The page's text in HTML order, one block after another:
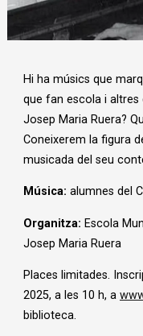
Hi ha músics que
que fan escola i altres
Josep Maria Ruera?
Coneixerem la figura
musicada del seu
Música: alumnes del
Organitza: Escola
Josep Maria Ruera
Places limitades.
2025, a les 10 h, a
biblioteca.